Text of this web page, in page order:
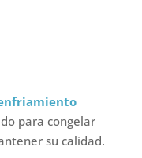
para congelar
su calidad.